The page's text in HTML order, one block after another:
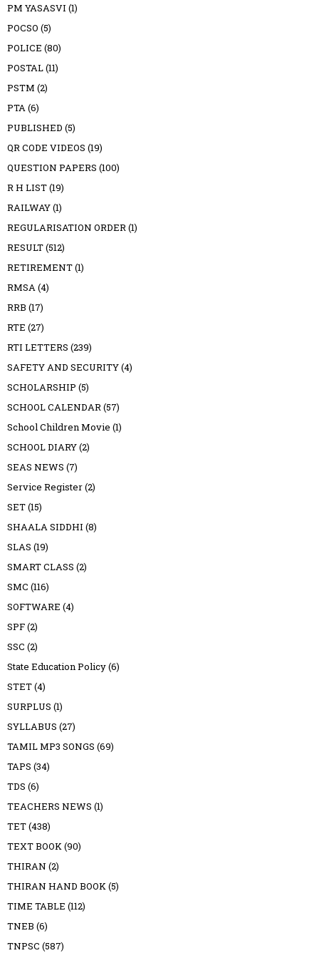
PM YASASVI (1)
POCSO (5)
POLICE (80)
POSTAL(11)
PSTM (2)
PTA(6)
PUBLISHED (5)
QR CODE VIDEOS (19)
QUESTION PAPERS (100)
R H LIST(19)
RAILWAY(1)
REGULARISATION ORDER(1)
RESULT(512)
RETIREMENT(1)
RMSA(4)
RRB (17)
RTE (27)
RTI LETTERS (239)
SAFETY AND SECURITY(4)
SCHOLARSHIP (5)
SCHOOL CALENDAR(57)
School Children Movie (1)
SCHOOL DIARY(2)
SEAS NEWS (7)
Service Register(2)
SET(15)
SHAALA SIDDHI (8)
SLAS (19)
SMART CLASS (2)
SMC (116)
SOFTWARE (4)
SPF(2)
SSC (2)
State Education Policy(6)
STET(4)
SURPLUS (1)
SYLLABUS (27)
TAMIL MP3 SONGS (69)
TAPS (34)
TDS (6)
TEACHERS NEWS (1)
TET(438)
TEXT BOOK(90)
THIRAN (2)
THIRAN HAND BOOK(5)
TIME TABLE (112)
TNEB (6)
TNPSC (587)